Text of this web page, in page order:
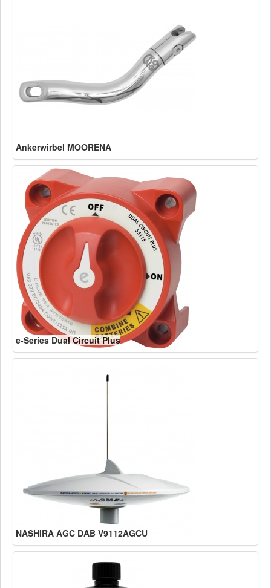
Ankerwirbel MOORENA
e-Series Dual Circuit Plus
NASHIRA AGC DAB V9112AGCU